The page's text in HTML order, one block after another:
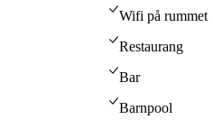
Wifi på rummet
Restaurang
Bar
Barnpool